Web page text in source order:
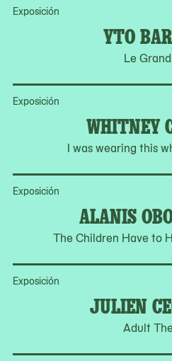
Exposición
YTO
Le
Exposición
WHITNEY
I was wearing this
Exposición
ALANIS
The Children Have to
Exposición
JULIEN
Adult